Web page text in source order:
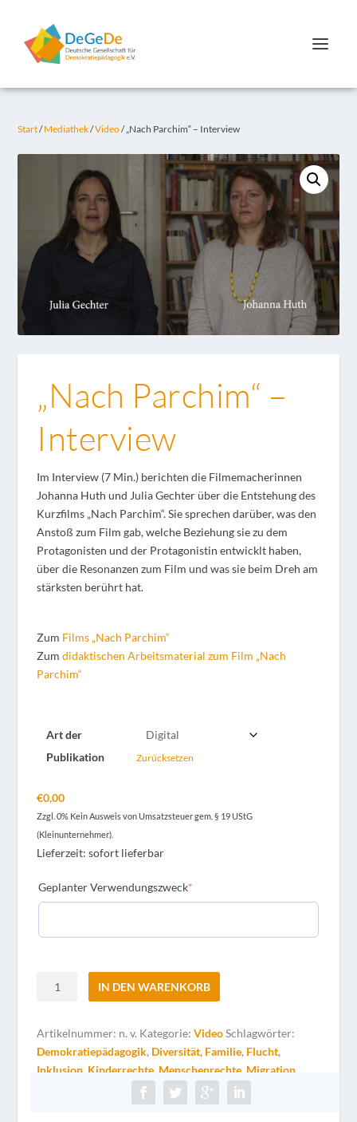
Start/Mediathek/Video/ „Nach Parchim“ – Interview
„Nach Parchim“ –
Interview
Im Interview (7 Min.) berichten die Filmemacherinnen
Johanna Huth und Julia Gechter über die Entstehung des
Kurzfilms „Nach Parchim“. Sie sprechen darüber, was den
Anstoß zum Film gab, welche Beziehung sie zu dem
Protagonisten und der Protagonistin entwicklt haben,
über die Resonanzen zum Film und was sie beim Dreh am
stärksten berührt hat.
Zum Films „Nach Parchim“
Zumdidaktischen Arbeitsmaterial zum Film „Nach
Parchim“
Art der
Publikation
Zurücksetzen
€0,00
Zzgl. 0% Kein Ausweis von Umsatzsteuer gem. § 19 UStG
(Kleinunternehmer).
Lieferzeit: sofort lieferbar
Geplanter Verwendungszweck*
"Nach
Interview
[Digital]
Menge
IN DEN WARENKORB
Artikelnummer: n. v. Kategorie:Video Schlagwörter:
Demokratiepädagogik, Diversität, Familie, Flucht,
Inklusion Kinderrechte Menschenrechte Migration